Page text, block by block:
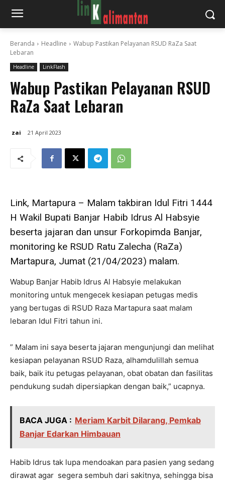
Beranda Headline
Wabup Pastikan Pelayanan RSUD RaZa Saat
Lebaran
Headline LinkFlash
Wabup Pastikan Pelayanan RSUD
RaZa Saat Lebaran
zai 21 April 2023
Link, Martapura – Malam takbiran Idul Fitri 1444
H Wakil Bupati Banjar Habib Idrus Al Habsyie
beserta jajaran dan unsur Forkopimda Banjar,
monitoring ke RSUD Ratu Zalecha (RaZa)
Martapura, Jumat (21/04/2023) malam.
Wabup Banjar Habib Idrus Al Habsyie melakukan
monitoring untuk mengecek kesiapan petugas medis
yang bertugas di RSUD Raza Martapura saat malam
lebaran Idul Fitri tahun ini.
” Malam ini saya beserta jajaran mengunjungi dan melihat
kesiapan pelayanan RSUD Raza, alhamdulillah semua
baik, baik itu petugas pelayanan, obat obatan dan fasilitas
pendukung sudah dipersiapkan dengan baik,” ucapnya.
BACA JUGA : Meriam Karbit Dilarang, Pemkab
Banjar Edarkan Himbauan
Habib Idrus tak lupa mendoakan para pasien yang sedang
dirawat agar segera sembuh dari sakitnya, sehingga bisa